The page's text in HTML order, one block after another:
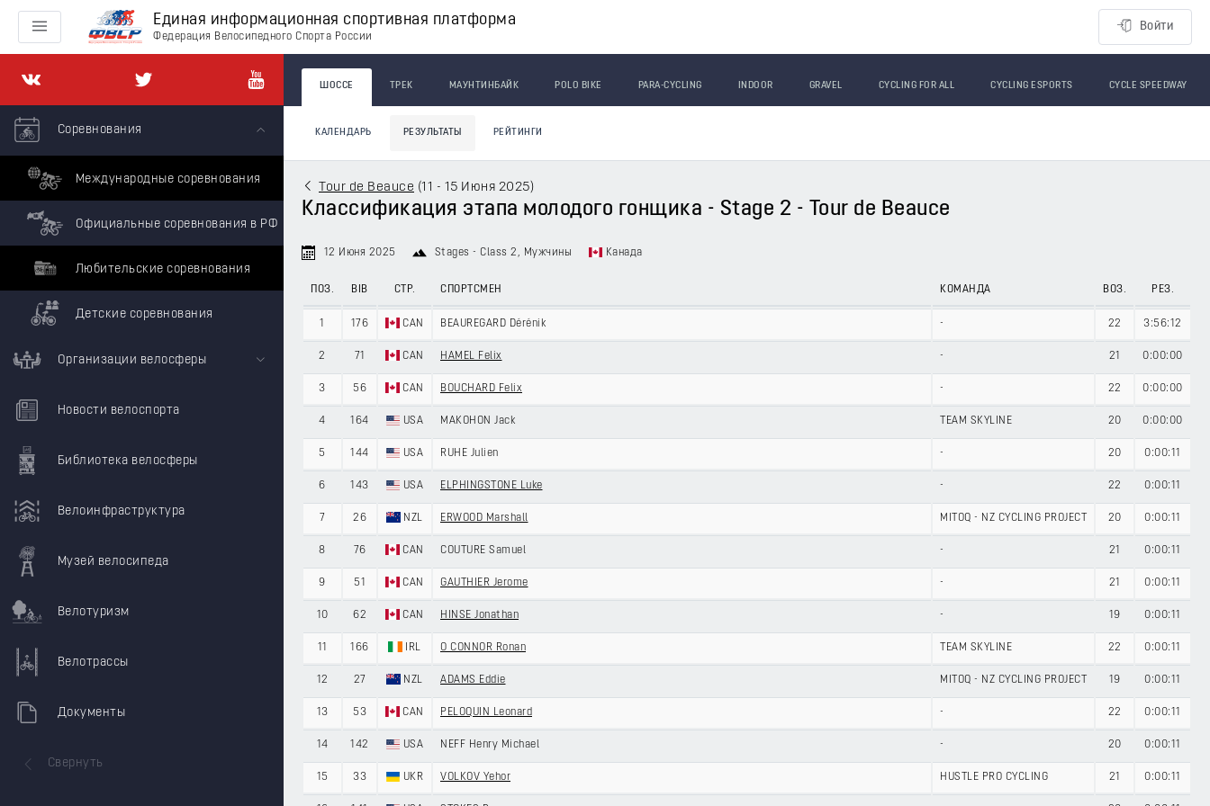
Единая информационная спортивная платформа
Федерация Велосипедного Спорта России
Войти
Соревнования
Международные соревнования
Официальные соревнования в РФ
Любительские соревнования
Детские соревнования
Организации велосферы
Новости велоспорта
Библиотека велосферы
Велоинфраструктура
Музей велосипеда
Велотуризм
Велотрассы
Документы
Свернуть
ШОССЕ ТРЕК МАУНТИНБАЙК POLO BIKE PARA-CYCLING INDOOR GRAVEL CYCLING FOR ALL CYCLING ESPORTS CYCLE SPEEDWAY
КАЛЕНДАРЬ РЕЗУЛЬТАТЫ РЕЙТИНГИ
Tour de Beauce (11 - 15 Июня 2025)
Классификация этапа молодого гонщика - Stage 2 - Tour de Beauce
12 Июня 2025 Stages - Class 2 , Мужчины Канада
ПОЗ. BIB СТР. СПОРТСМЕН КОМАНДА ВОЗ. РЕЗ.
1 176 CAN BEAUREGARD Dérénik - 22 3:56:12
2 71 CAN HAMEL Felix - 21 0:00:00
3 56 CAN BOUCHARD Felix - 22 0:00:00
4 164 USA MAKOHON Jack TEAM SKYLINE 20 0:00:00
5 144 USA RUHE Julien - 20 0:00:11
6 143 USA ELPHINGSTONE Luke - 22 0:00:11
7 26 NZL ERWOOD Marshall MITOQ - NZ CYCLING PROJECT 20 0:00:11
8 76 CAN COUTURE Samuel - 21 0:00:11
9 51 CAN GAUTHIER Jerome - 21 0:00:11
10 62 CAN HINSE Jonathan - 19 0:00:11
11 166 IRL O CONNOR Ronan TEAM SKYLINE 22 0:00:11
12 27 NZL ADAMS Eddie MITOQ - NZ CYCLING PROJECT 19 0:00:11
13 53 CAN PELOQUIN Leonard - 22 0:00:11
14 142 USA NEFF Henry Michael - 20 0:00:11
15 33 UKR VOLKOV Yehor HUSTLE PRO CYCLING 21 0:00:11